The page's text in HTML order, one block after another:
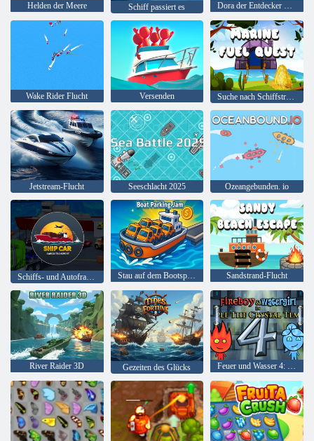
Helden der Meere Schiff passiert es Dora der Entdecker Doras Piratenboot-Schatzsuche
Wake Rider Flucht Versenden Suche nach Schiffstreibstoff
Jetstream-Flucht Seeschlacht 2025 Ozeangebunden. io
Stau auf dem Bootsparkplatz Sandstrand-Flucht
River Raider 3D Gezeiten des Glücks Feuer und Wasser 4: Kristalltempel